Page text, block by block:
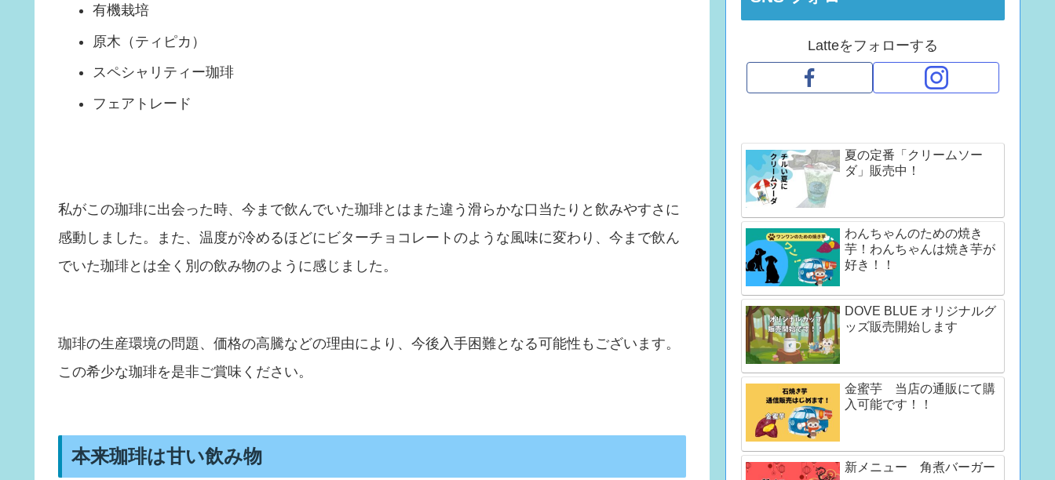
有機栽培
原木（ティピカ）
スペシャリティー珈琲
フェアトレード
私がこの珈琲に出会った時、今まで飲んでいた珈琲とはまた違う滑らかな口当たりと飲みやすさに
感動しました。また、温度が冷めるほどにビターチョコレートのような風味に変わり、今まで飲ん
でいた珈琲とは全く別の飲み物のように感じました。
珈琲の生産環境の問題、価格の高騰などの理由により、今後入手困難となる可能性もございます。
この希少な珈琲を是非ご賞味ください。
本来珈琲は甘い飲み物
Latteをフォローする
夏の定番「クリームソー
ダ」販売中！
わんちゃんのための焼き
芋！わんちゃんは焼き芋が
好き！！
DOVE BLUE オリジナルグ
ッズ販売開始します
金蜜芋 当店の通販にて購
入可能です！！
新メニュー 角煮バーガー